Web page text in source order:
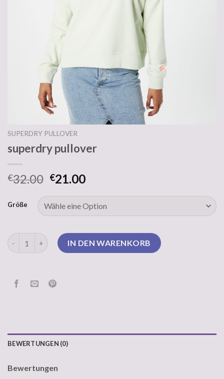
SUPERDRY PULLOVER
superdry pullover
€32.00 €21.00
Größe
superdry pullover MengeIN DEN WARENKORB
BEWERTUNGEN (0)
Bewertungen